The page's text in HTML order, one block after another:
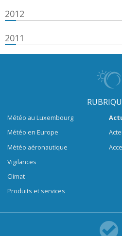
2012
2011
Météo au Luxembourg
Météo en Europe
Météo aéronautique
Vigilances
Climat
Produits et services